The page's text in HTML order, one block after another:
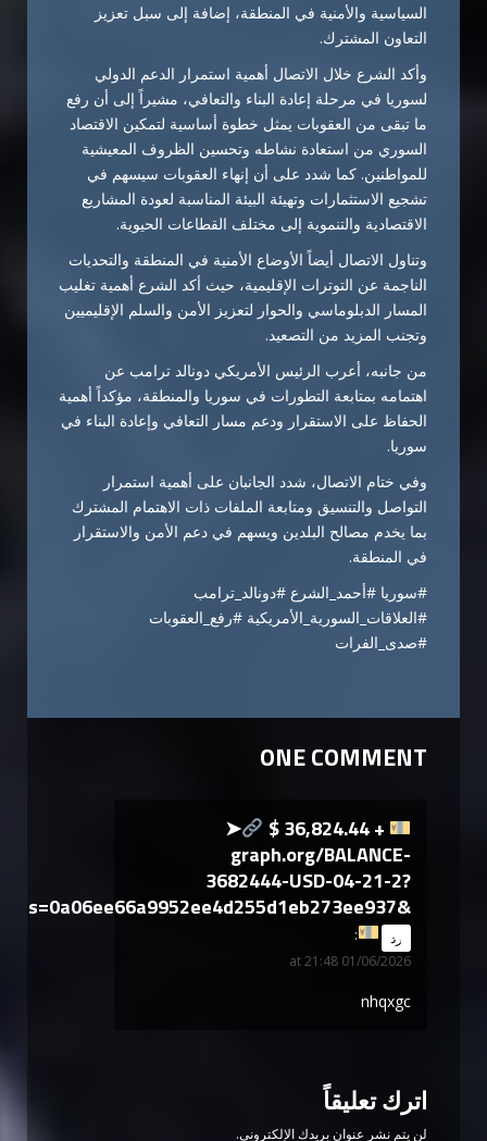
السياسية والأمنية في المنطقة، إضافة إلى سبل تعزيز
التعاون المشترك.
وأكد الشرع خلال الاتصال أهمية استمرار الدعم الدولي
لسوريا في مرحلة إعادة البناء والتعافي، مشيراً إلى أن رفع
ما تبقى من العقوبات يمثل خطوة أساسية لتمكين الاقتصاد
السوري من استعادة نشاطه وتحسين الظروف المعيشية
للمواطنين. كما شدد على أن إنهاء العقوبات سيسهم في
تشجيع الاستثمارات وتهيئة البيئة المناسبة لعودة المشاريع
الاقتصادية والتنموية إلى مختلف القطاعات الحيوية.
وتناول الاتصال أيضاً الأوضاع الأمنية في المنطقة والتحديات
الناجمة عن التوترات الإقليمية، حيث أكد الشرع أهمية تغليب
المسار الدبلوماسي والحوار لتعزيز الأمن والسلم الإقليميين
وتجنب المزيد من التصعيد.
من جانبه، أعرب الرئيس الأمريكي دونالد ترامب عن
اهتمامه بمتابعة التطورات في سوريا والمنطقة، مؤكداً أهمية
الحفاظ على الاستقرار ودعم مسار التعافي وإعادة البناء في
سوريا.
وفي ختام الاتصال، شدد الجانبان على أهمية استمرار
التواصل والتنسيق ومتابعة الملفات ذات الاهتمام المشترك
بما يخدم مصالح البلدين ويسهم في دعم الأمن والاستقرار
في المنطقة.
#سوريا #أحمد_الشرع #دونالد_ترامب
#العلاقات_السورية_الأمريكية #رفع_العقوبات
#صدى_الفرات
ONE COMMENT
+ 36,824.44 $
➤
graph.org/BALANCE-
3682444-USD-04-21-2?
hs=0a06ee66a9952ee4d255d1eb273ee937&
says:
01/06/2026 at 21:48
رد
nhqxgc
اترك تعليقاً
لن يتم نشر عنوان بريدك الإلكتروني.